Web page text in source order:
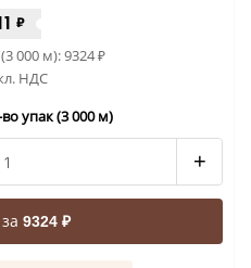
₽
000 м):9324₽
НДС
упак (3 000 м)
+
9324 ₽